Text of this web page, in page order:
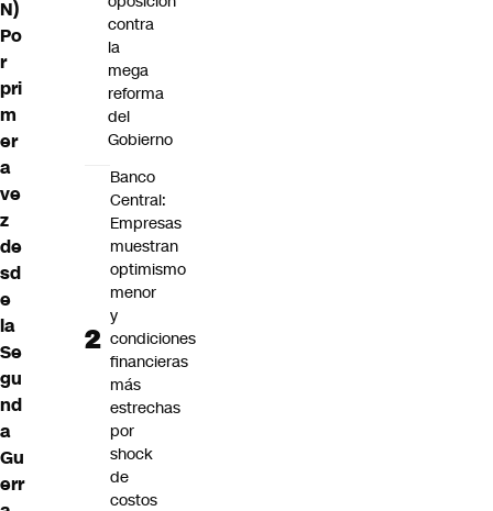
N)
Po
r
pri
m
er
a
ve
z
de
sd
e
la
Se
gu
nd
a
Gu
err
contra
la
mega
reforma
del
Gobierno
Banco
Central:
Empresas
muestran
optimismo
menor
y
condiciones
financieras
más
estrechas
por
shock
de
costos